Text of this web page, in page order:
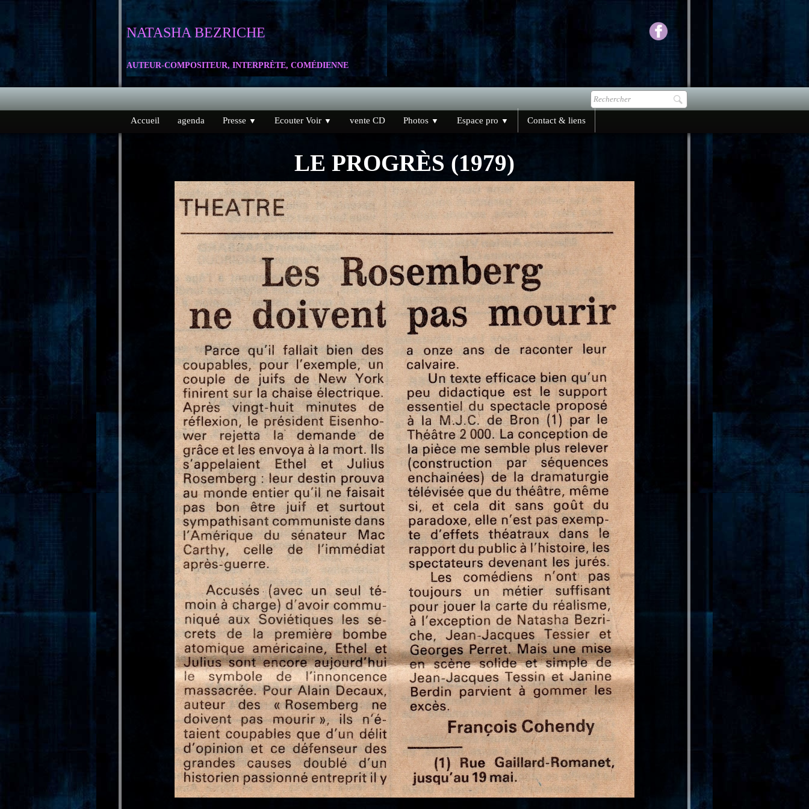
NATASHA BEZRICHE
AUTEUR-COMPOSITEUR, INTERPRÈTE, COMÉDIENNE
Accueil agenda Presse ▼ Ecouter Voir ▼ vente CD Photos ▼ Espace pro ▼ Contact & liens
LE PROGRÈS (1979)